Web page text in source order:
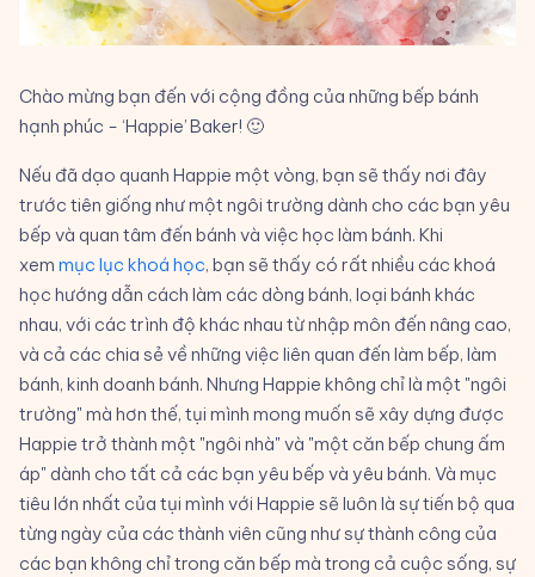
Chào mừng bạn đến với cộng đồng của những bếp bánh
hạnh phúc - ‘Happie’ Baker! 🙂
Nếu đã dạo quanh Happie một vòng, bạn sẽ thấy nơi đây
trước tiên giống như một ngôi trường dành cho các bạn yêu
bếp và quan tâm đến bánh và việc học làm bánh. Khi
xem mục lục khoá học, bạn sẽ thấy có rất nhiều các khoá
học hướng dẫn cách làm các dòng bánh, loại bánh khác
nhau, với các trình độ khác nhau từ nhập môn đến nâng cao,
và cả các chia sẻ về những việc liên quan đến làm bếp, làm
bánh, kinh doanh bánh. Nhưng Happie không chỉ là một "ngôi
trường" mà hơn thế, tụi mình mong muốn sẽ xây dựng được
Happie trở thành một "ngôi nhà" và "một căn bếp chung ấm
áp" dành cho tất cả các bạn yêu bếp và yêu bánh. Và mục
tiêu lớn nhất của tụi mình với Happie sẽ luôn là sự tiến bộ qua
từng ngày của các thành viên cũng như sự thành công của
các bạn không chỉ trong căn bếp mà trong cả cuộc sống, sự